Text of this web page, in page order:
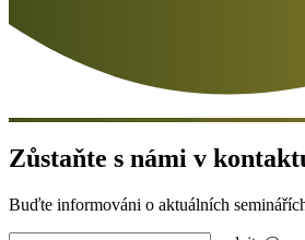
Zůstaňte s námi v
Buďte informováni o aktuálních